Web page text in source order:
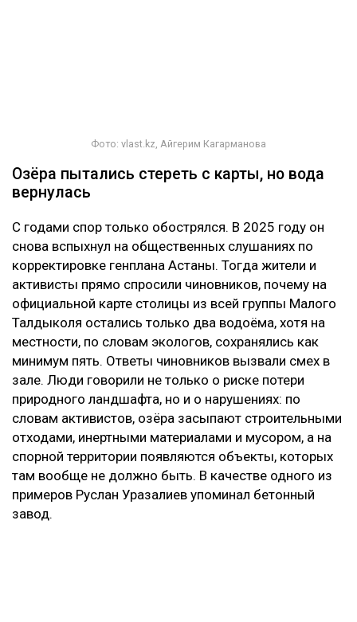
Фото: vlast.kz, Айгерим Кагарманова
Озёра пытались стереть с карты, но вода
вернулась
С годами спор только обострялся. В 2025 году он
снова вспыхнул на общественных слушаниях по
корректировке генплана Астаны. Тогда жители и
активисты прямо спросили чиновников, почему на
официальной карте столицы из всей группы Малого
Талдыколя остались только два водоёма, хотя на
местности, по словам экологов, сохранялись как
минимум пять. Ответы чиновников вызвали смех в
зале. Люди говорили не только о риске потери
природного ландшафта, но и о нарушениях: по
словам активистов, озёра засыпают строительными
отходами, инертными материалами и мусором, а на
спорной территории появляются объекты, которых
там вообще не должно быть. В качестве одного из
примеров Руслан Уразалиев упоминал бетонный
завод.